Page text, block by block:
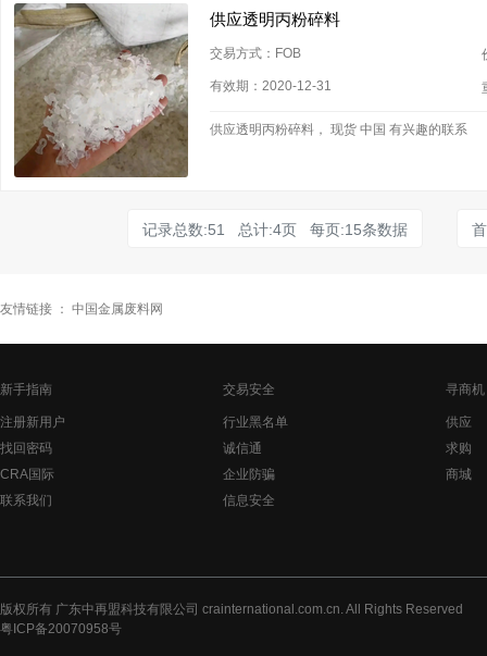
供应透明丙粉碎料
交易方式：FOB
有效期：2020-12-31
供应透明丙粉碎料， 现货 中国 有兴趣的联系
记录总数:51 总计:4页 每页:15条数据
友情链接 ： 中国金属废料网
新手指南
注册新用户
找回密码
CRA国际
联系我们
交易安全
行业黑名单
诚信通
企业防骗
信息安全
寻商机
供应
求购
商城
版权所有 广东中再盟科技有限公司 crainternational.com.cn. All Rights Reserved
粤ICP备20070958号